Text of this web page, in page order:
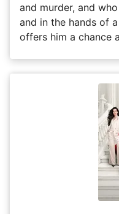
and murder, and
and in the hands of
offers him a chance